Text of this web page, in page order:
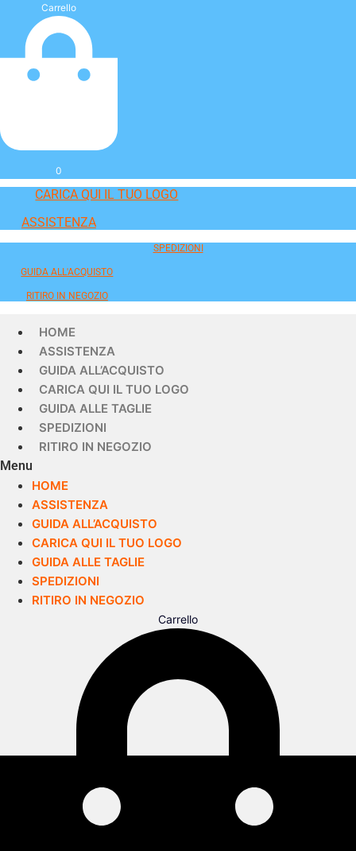
Carrello
0
CARICA QUI IL TUO LOGO
ASSISTENZA
SPEDIZIONI
GUIDA ALL'ACQUISTO
RITIRO IN NEGOZIO
HOME
ASSISTENZA
GUIDA ALL’ACQUISTO
CARICA QUI IL TUO LOGO
GUIDA ALLE TAGLIE
SPEDIZIONI
RITIRO IN NEGOZIO
Menu
HOME
ASSISTENZA
GUIDA ALL’ACQUISTO
CARICA QUI IL TUO LOGO
GUIDA ALLE TAGLIE
SPEDIZIONI
RITIRO IN NEGOZIO
Carrello